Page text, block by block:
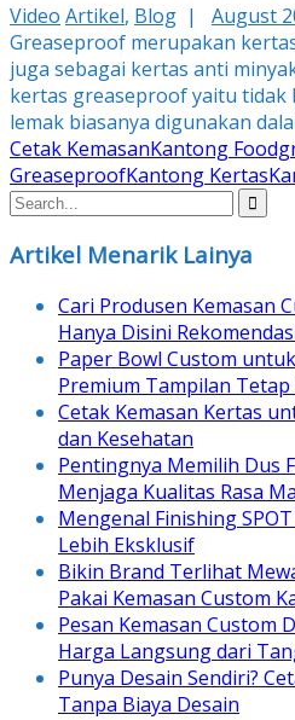
Video Artikel, Blog | August
Greaseproof merupakan
juga sebagai kertas anti
kertas greaseproof yaitu tidak
lemak biasanya digunakan
Cetak KemasanKantong
GreaseproofKantong Kertas
Artikel Menarik Lainya
Cari Produsen Kemasan
Hanya Disini
Paper Bowl Custom
Premium Tampilan
Cetak Kemasan Kertas
dan Kesehatan
Pentingnya Memilih Dus
Menjaga Kualitas Rasa
Mengenal Finishing
Lebih Eksklusif
Bikin Brand Terlihat
Pakai Kemasan Custom
Pesan Kemasan Custom
Harga Langsung dari
Punya Desain Sendiri?
Tanpa Biaya Desain